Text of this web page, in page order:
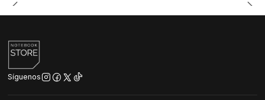
Síguenos